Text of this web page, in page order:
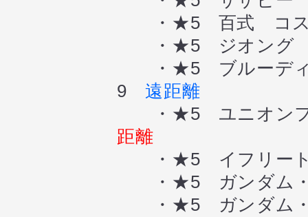
・★5 百式 コ
・★5 ジオング
・★5 ブルーディ
9遠距離
・★5 ユニオンフ
距離
・★5 イフリー
・★5 ガンダム
・★5 ガンダム・